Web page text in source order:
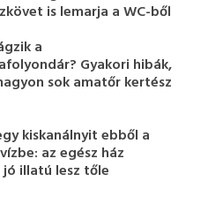
is lemarja a WC-ből
a
Gyakori hibák,
sok amatőr kertész
kiskanálnyit ebből a
az egész ház
illatú lesz tőle